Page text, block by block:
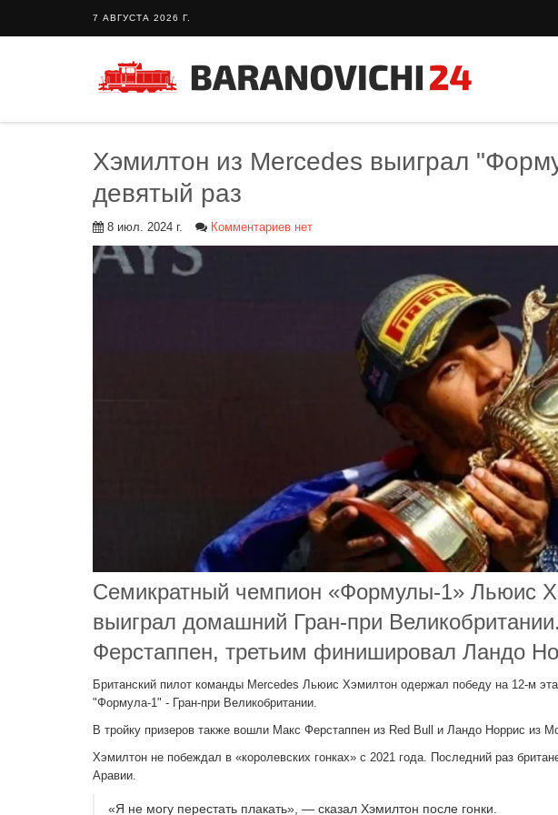
7 АВГУСТА 2026 Г.
Хэмилтон из Mercedes выиграл
девятый раз
8 июл. 2024 г. Комментариев нет
Семикратный чемпион «Формулы-1» Льюис
выиграл домашний Гран-при
Ферстаппен, третьим финишировал Ландо
Британский пилот команды Mercedes Льюис Хэмилтон одержал победу на 12-м
"Формула-1" - Гран-при Великобритании.
В тройку призеров также вошли Макс Ферстаппен из Red Bull и Ландо Норрис из
Хэмилтон не побеждал в «королевских гонках» с 2021 года. Последний раз
Аравии.
«Я не могу перестать плакать», — сказал Хэмилтон после гонки.
Тайный гость:
Кветка”